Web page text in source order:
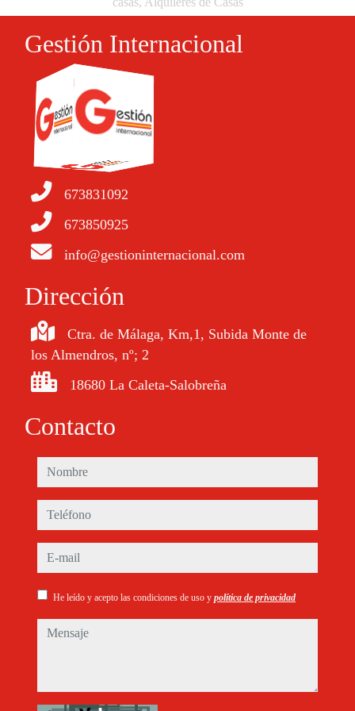
Gestión Internacional
673831092
673850925
info@gestioninternacional.com
Dirección
Ctra. de Málaga, Km,1, Subida Monte de
los Almendros, nº; 2
18680 La Caleta-Salobreña
Contacto
nombre
teléfono
e-mail
He leído y acepto las condiciones de uso y política de privacidad
mensaje